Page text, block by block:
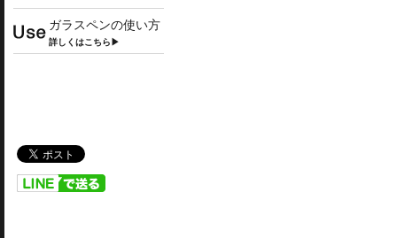
ガラスペンの使い方
詳しくはこちら▶